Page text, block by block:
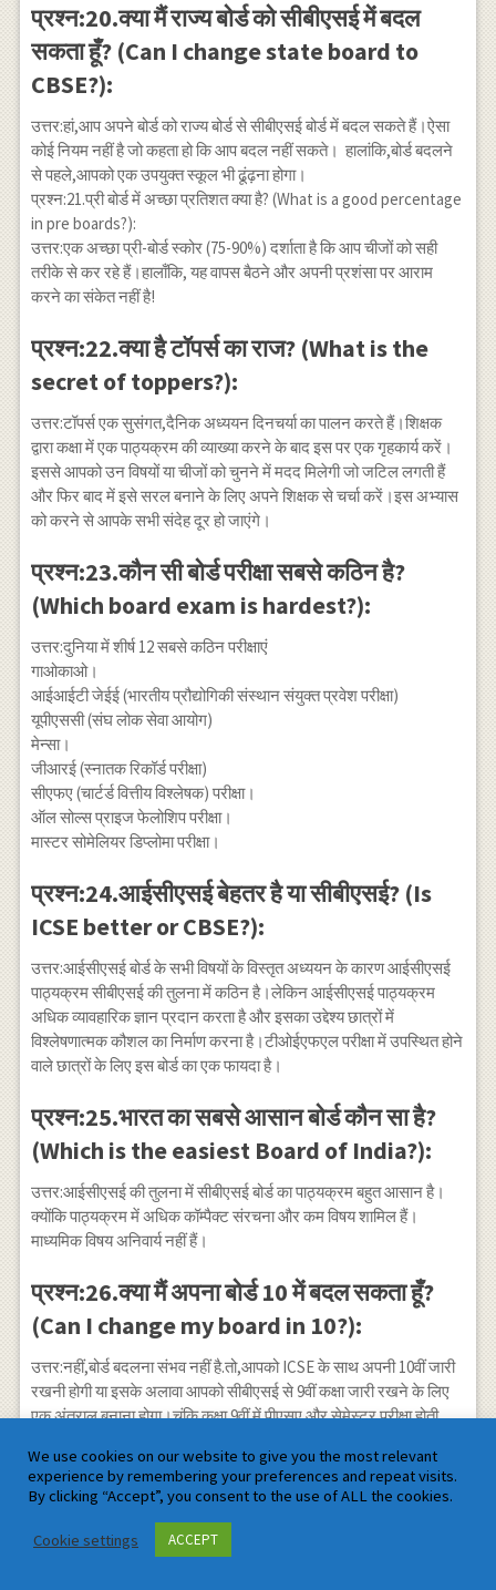
प्रश्न:20.क्या मैं राज्य बोर्ड को सीबीएसई में बदल
सकता हूँ? (Can I change state board to
CBSE?):
उत्तर:हां,आप अपने बोर्ड को राज्य बोर्ड से सीबीएसई बोर्ड में बदल सकते हैं।ऐसा
कोई नियम नहीं है जो कहता हो कि आप बदल नहीं सकते। हालांकि,बोर्ड बदलने
से पहले,आपको एक उपयुक्त स्कूल भी ढूंढ़ना होगा।
प्रश्न:21.प्री बोर्ड में अच्छा प्रतिशत क्या है? (What is a good percentage
in pre boards?):
उत्तर:एक अच्छा प्री-बोर्ड स्कोर (75-90%) दर्शाता है कि आप चीजों को सही
तरीके से कर रहे हैं।हालाँकि, यह वापस बैठने और अपनी प्रशंसा पर आराम
करने का संकेत नहीं है!
प्रश्न:22.क्या है टॉपर्स का राज? (What is the
secret of toppers?):
उत्तर:टॉपर्स एक सुसंगत,दैनिक अध्ययन दिनचर्या का पालन करते हैं।शिक्षक
द्वारा कक्षा में एक पाठ्यक्रम की व्याख्या करने के बाद इस पर एक गृहकार्य करें।
इससे आपको उन विषयों या चीजों को चुनने में मदद मिलेगी जो जटिल लगती हैं
और फिर बाद में इसे सरल बनाने के लिए अपने शिक्षक से चर्चा करें।इस अभ्यास
को करने से आपके सभी संदेह दूर हो जाएंगे।
प्रश्न:23.कौन सी बोर्ड परीक्षा सबसे कठिन है?
(Which board exam is hardest?):
उत्तर:दुनिया में शीर्ष 12 सबसे कठिन परीक्षाएं
गाओकाओ।
आईआईटी जेईई (भारतीय प्रौद्योगिकी संस्थान संयुक्त प्रवेश परीक्षा)
यूपीएससी (संघ लोक सेवा आयोग)
मेन्सा।
जीआरई (स्नातक रिकॉर्ड परीक्षा)
सीएफए (चार्टर्ड वित्तीय विश्लेषक) परीक्षा।
ऑल सोल्स प्राइज फेलोशिप परीक्षा।
मास्टर सोमेलियर डिप्लोमा परीक्षा।
प्रश्न:24.आईसीएसई बेहतर है या सीबीएसई? (Is
ICSE better or CBSE?):
उत्तर:आईसीएसई बोर्ड के सभी विषयों के विस्तृत अध्ययन के कारण आईसीएसई
पाठ्यक्रम सीबीएसई की तुलना में कठिन है।लेकिन आईसीएसई पाठ्यक्रम
अधिक व्यावहारिक ज्ञान प्रदान करता है और इसका उद्देश्य छात्रों में
विश्लेषणात्मक कौशल का निर्माण करना है।टीओईएफएल परीक्षा में उपस्थित होने
वाले छात्रों के लिए इस बोर्ड का एक फायदा है।
प्रश्न:25.भारत का सबसे आसान बोर्ड कौन सा है?
(Which is the easiest Board of India?):
उत्तर:आईसीएसई की तुलना में सीबीएसई बोर्ड का पाठ्यक्रम बहुत आसान है।
क्योंकि पाठ्यक्रम में अधिक कॉम्पैक्ट संरचना और कम विषय शामिल हैं।
माध्यमिक विषय अनिवार्य नहीं हैं।
प्रश्न:26.क्या मैं अपना बोर्ड 10 में बदल सकता हूँ?
(Can I change my board in 10?):
उत्तर:नहीं,बोर्ड बदलना संभव नहीं है.तो,आपको ICSE के साथ अपनी 10वीं जारी
रखनी होगी या इसके अलावा आपको सीबीएसई से 9वीं कक्षा जारी रखने के लिए
एक अंतराल बनाना होगा।चूंकि कक्षा 9वीं में पीएसए और सेमेस्टर परीक्षा होती
प्रश्न:27.क्या मैं 12वीं कक्षा में अपना बोर्ड बदल
सकता हूँ? (What is the difference between
state board and CBSE board?):
We use cookies on our website to give you the most relevant
experience by remembering your preferences and repeat visits.
By clicking “Accept”, you consent to the use of ALL the cookies.
Cookie settings ACCEPT